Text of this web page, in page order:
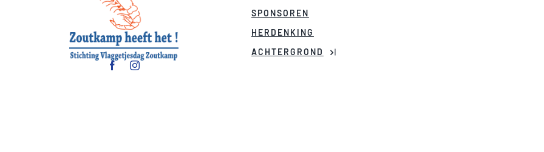
SPONSOREN
HERDENKING
ACHTERGROND